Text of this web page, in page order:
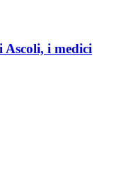
Ascoli, i medici